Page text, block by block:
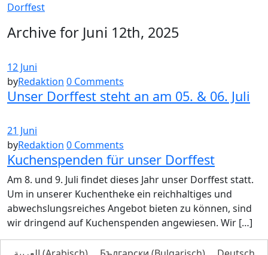
Dorffest
Archive for Juni 12th, 2025
12 Juni
byRedaktion 0 Comments
Unser Dorffest steht an am 05. & 06. Juli
21 Juni
byRedaktion 0 Comments
Kuchenspenden für unser Dorffest
Am 8. und 9. Juli findet dieses Jahr unser Dorffest statt.
Um in unserer Kuchentheke ein reichhaltiges und
abwechslungsreiches Angebot bieten zu können, sind
wir dringend auf Kuchenspenden angewiesen. Wir […]